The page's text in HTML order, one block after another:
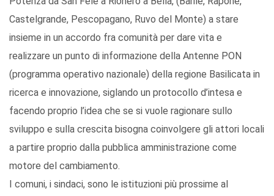
Castelgrande, Pescopagano, Ruvo del Monte) a stare
insieme in un accordo fra comunità per dare vita e
realizzare un punto di informazione della Antenne PON
(programma operativo nazionale) della regione Basilicata in
ricerca e innovazione, siglando un protocollo d’intesa e
facendo proprio l’idea che se si vuole ragionare sullo
sviluppo e sulla crescita bisogna coinvolgere gli attori locali
a partire proprio dalla pubblica amministrazione come
motore del cambiamento.
I comuni, i sindaci, sono le istituzioni più prossime al